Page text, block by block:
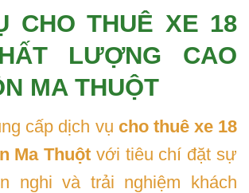
CHO THUÊ XE 18
LƯỢNG CAO
MA THUỘT
cấp dịch vụ cho thuê xe 18
Ma Thuột với tiêu chí đặt sự
nghi và trải nghiệm khách